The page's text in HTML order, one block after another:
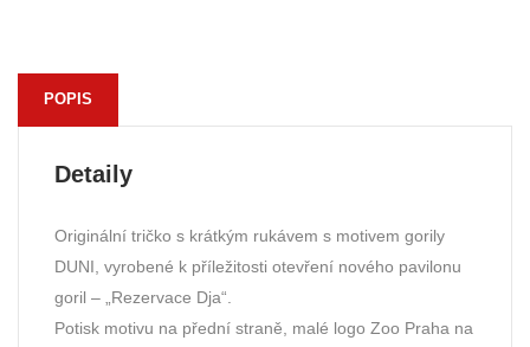
POPIS
Detaily
Originální tričko s krátkým rukávem s motivem gorily
DUNI, vyrobené k příležitosti otevření nového pavilonu
goril – „Rezervace Dja“.
Potisk motivu na přední straně, malé logo Zoo Praha na